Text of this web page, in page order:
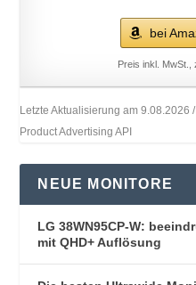
bei
Preis inkl. MwSt.,
Letzte Aktualisierung am 9.08.2026
Product Advertising API
NEUE MONITORE
LG 38WN95CP-W:
mit QHD+ Auflösung